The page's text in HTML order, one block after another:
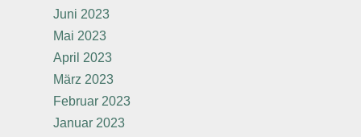
Juni 2023
Mai 2023
April 2023
März 2023
Februar 2023
Januar 2023